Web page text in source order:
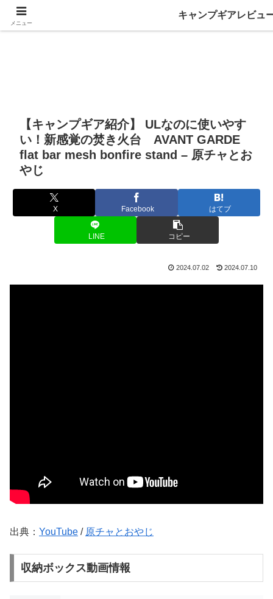
【キャンプギア紹介】 ULなのに使いやす
い！新感覚の焚き火台 AVANT GARDE
flat bar mesh bonfire stand – 原チャとお
やじ
X Facebook はてブ
LINE コピー
2024.07.02 2024.07.10
出典： YouTube / 原チャとおやじ
収納ボックス動画情報
メニュー
キャンプギアレビュ